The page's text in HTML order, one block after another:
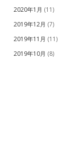
2020年1月 (11)
2019年12月 (7)
2019年11月 (11)
2019年10月 (8)